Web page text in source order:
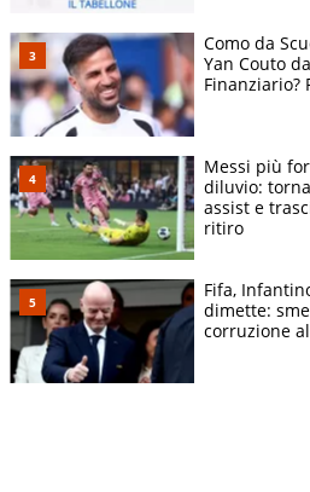
Como da
Yan Couto
Finanziario?
Messi più
diluvio:
assist e
ritiro
Fifa,
dimette:
corruzione